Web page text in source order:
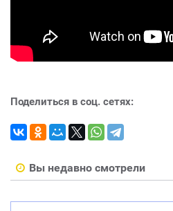
Поделиться в соц. сетях:
Вы недавно смотрели